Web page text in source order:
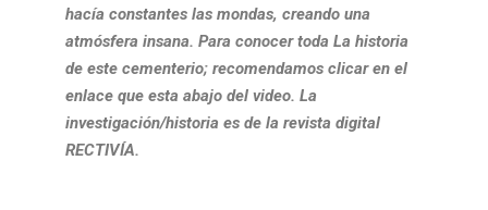
hacía constantes las mondas, creando una
atmósfera insana. Para conocer toda La historia
de este cementerio; recomendamos clicar en el
enlace que esta abajo del video. La
investigación/historia es de la revista digital
RECTIVÍA.